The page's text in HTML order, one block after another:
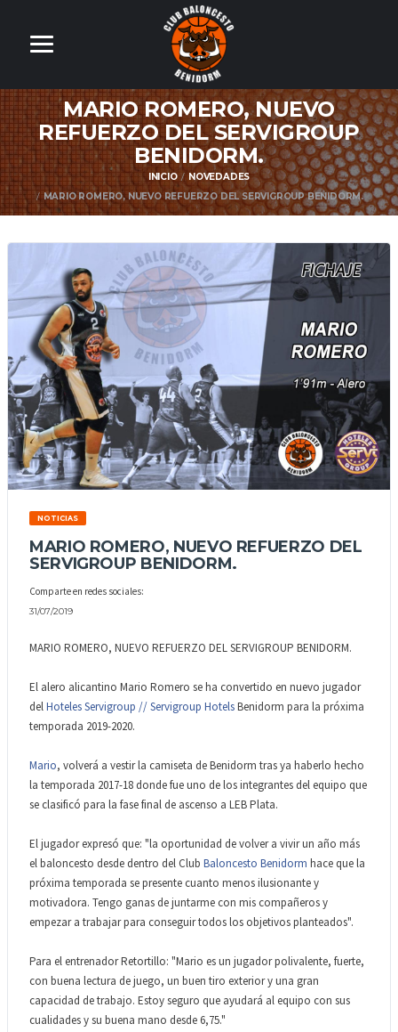
MARIO ROMERO, NUEVO
REFUERZO DEL SERVIGROUP
BENIDORM.
INICIO
NOVEDADES
MARIO ROMERO, NUEVO REFUERZO DEL SERVIGROUP BENIDORM.
NOTICIAS
MARIO ROMERO, NUEVO REFUERZO DEL
SERVIGROUP BENIDORM.
Comparte en redes sociales:
31/07/2019
MARIO ROMERO, NUEVO REFUERZO DEL SERVIGROUP BENIDORM.
El alero alicantino Mario Romero se ha convertido en nuevo jugador
delHoteles Servigroup // Servigroup HotelsBenidorm para la próxima
temporada 2019-2020.
Mario, volverá a vestir la camiseta de Benidorm tras ya haberlo hecho
la temporada 2017-18 donde fue uno de los integrantes del equipo que
se clasificó para la fase final de ascenso a LEBPlata.
El jugador expresó que: "la oportunidad de volver a vivir un año más
el baloncesto desde dentro del Club Baloncesto Benidorm hace que la
próxima temporada se presente cuanto menos ilusionante y
motivadora. Tengo ganas de juntarme con mis compañeros y
empezar a trabajar para conseguir todos los objetivos planteados".
Para el entrenador Retortillo: "Mario es un jugador polivalente, fuerte,
con buena lectura de juego, un buen tiro exterior y una gran
capacidad de trabajo. Estoy seguro que ayudará al equipo con sus
cualidades y su buena mano desde 6,75."